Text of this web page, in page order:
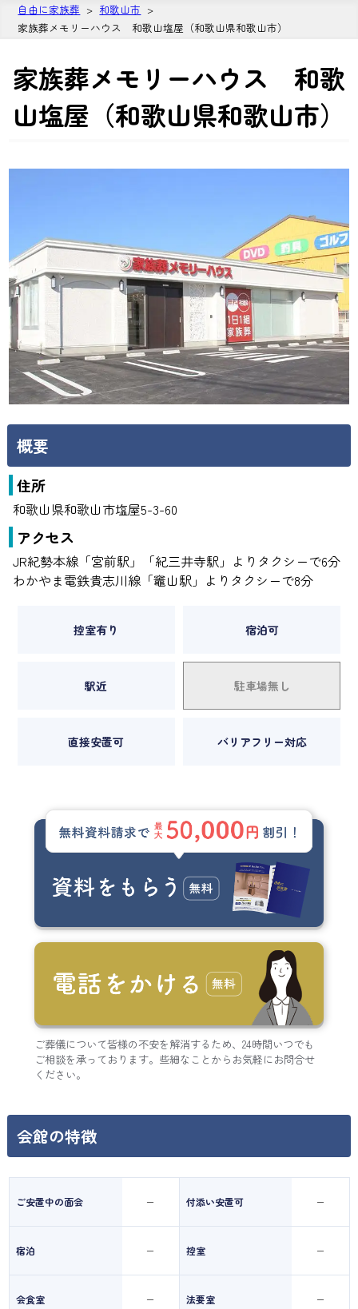
自由に家族葬
和歌山市
家族葬メモリーハウス 和歌山塩屋（和歌山県和歌山市）
家族葬メモリーハウス 和歌
山塩屋（和歌山県和歌山市）
概要
住所
和歌山県和歌山市塩屋5-3-60
アクセス
JR紀勢本線「宮前駅」「紀三井寺駅」よりタクシーで6分
わかやま電鉄貴志川線「竈山駅」よりタクシーで8分
控室有り 宿泊可
駅近 駐車場無し
直接安置可 バリアフリー対応
ご葬儀について皆様の不安を解消するため、24時間いつでも
ご相談を承っております。些細なことからお気軽にお問合せ
ください。
会館の特徴
ご安置中の面会 ー 付添い安置可 ー
宿泊 ー 控室 ー
会食室 ー 法要室 ー